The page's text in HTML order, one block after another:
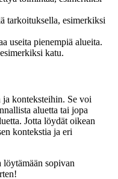
tarkoituksella, esimerkiksi
useita pienempiä alueita.
katu.
konteksteihin. Se voi
aluetta tai jopa
Jotta löydät oikean
kontekstia ja eri
sopivan